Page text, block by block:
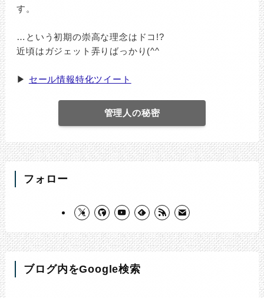
す。
…という初期の崇高な理念はドコ!?
近頃はガジェット弄りばっかり(^^ゞ
▶ セール情報特化ツイート
管理人の秘密
フォロー
ブログ内をGoogle検索